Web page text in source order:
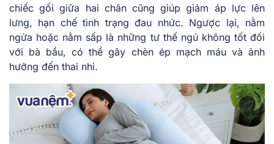
chiếc gối giữa hai chân cũng giúp giảm áp lực lên
lưng, hạn chế tình trạng đau nhức. Ngược lại, nằm
ngửa hoặc nằm sấp là những tư thế ngủ không tốt đối
với bà bầu, có thể gây chèn ép mạch máu và ảnh
hưởng đến thai nhi.